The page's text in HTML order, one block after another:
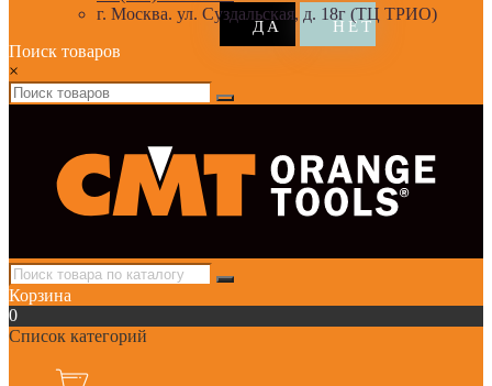
г. Москва. ул. Суздальская, д. 18г (ТЦ ТРИО)
Поиск товаров
×
Корзина
0
Список категорий